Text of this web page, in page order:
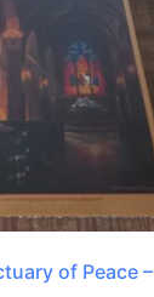
of Peace –